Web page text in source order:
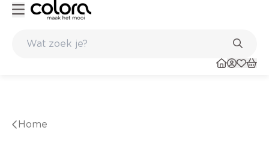
Home
Inspiratie om jouw thuis te schilderen - colora.be